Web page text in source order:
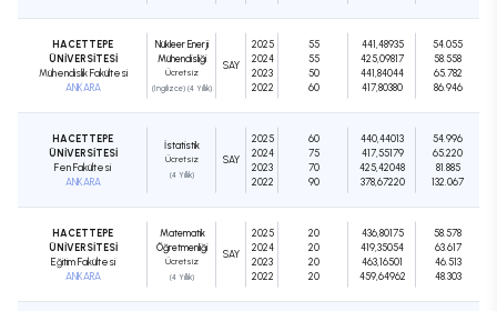
HACETTEPE
ÜNİVERSİTESİ
Mühendislik Fakültesi
ANKARA
Nükleer Enerji
Mühendisliği
Ücretsiz
(İngilizce) (4 Yıllık)
SAY
2025
2024
2023
2022
55
55
50
60
441,48935
425,09817
441,84044
417,80380
54.055
58.558
65.782
86.946
HACETTEPE
ÜNİVERSİTESİ
Fen Fakültesi
ANKARA
İstatistik
Ücretsiz
(4 Yıllık)
SAY
2025
2024
2023
2022
60
75
70
90
440,44013
417,55179
425,42048
378,67220
54.996
65.220
81.885
132.067
HACETTEPE
ÜNİVERSİTESİ
Eğitim Fakültesi
ANKARA
Matematik
Öğretmenliği
Ücretsiz
(4 Yıllık)
SAY
2025
2024
2023
2022
20
20
20
20
436,80175
419,35054
463,16501
459,64962
58.578
63.617
46.513
48.303